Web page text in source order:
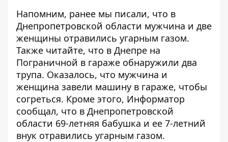
Напомним, ранее мы писали, что в
Днепропетровской области мужчина и две
женщины отравились угарным газом.
Также читайте, что в Днепре на
Пограничной в гараже обнаружили два
трупа. Оказалось, что мужчина и
женщина завели машину в гараже, чтобы
согреться. Кроме этого, Информатор
сообщал, что в Днепропетровской
области 69-летняя бабушка и ее 7-летний
внук отравились угарным газом.